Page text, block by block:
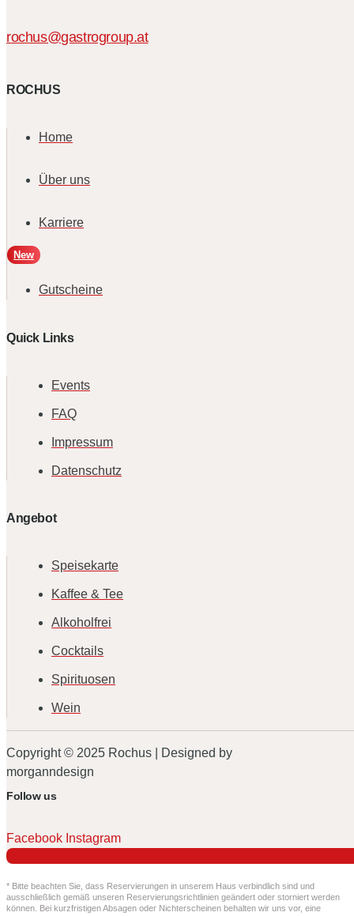
rochus@gastrogroup.at
ROCHUS
Home
Über uns
Karriere
New
Gutscheine
Quick Links
Events
FAQ
Impressum
Datenschutz
Angebot
Speisekarte
Kaffee & Tee
Alkoholfrei
Cocktails
Spirituosen
Wein
Copyright © 2025 Rochus | Designed by
morganndesign
Follow us
Facebook Instagram
* Bitte beachten Sie, dass Reservierungen in unserem Haus verbindlich sind und
ausschließlich gemäß unseren Reservierungsrichtlinien geändert oder storniert werden
können. Bei kurzfristigen Absagen oder Nichterscheinen behalten wir uns vor, eine